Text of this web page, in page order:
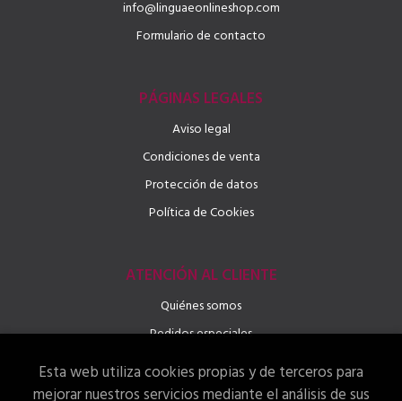
info@linguaeonlineshop.com
Formulario de contacto
PÁGINAS LEGALES
Aviso legal
Condiciones de venta
Protección de datos
Política de Cookies
ATENCIÓN AL CLIENTE
Quiénes somos
Pedidos especiales
Esta web utiliza cookies propias y de terceros para
mejorar nuestros servicios mediante el análisis de sus